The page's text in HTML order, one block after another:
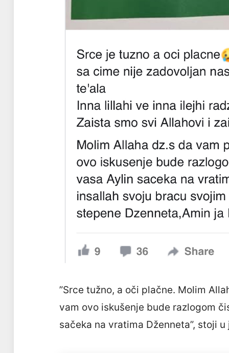
”Srce tužno, a oči plačne. Molim
vam ovo iskušenje bude razlogom
sačeka na vratima Dženneta”, stoji